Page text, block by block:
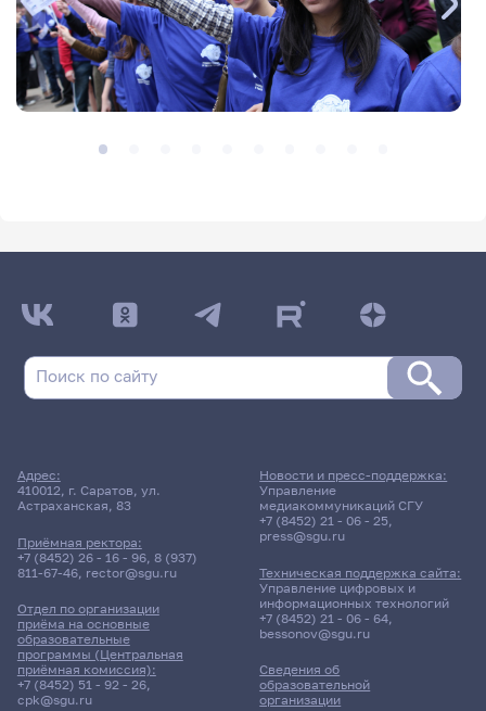
Адрес:
410012, г. Саратов, ул.
Астраханская, 83
Приёмная ректора:
+7 (8452) 26 - 16 - 96, 8 (937)
811-67-46, rector@sgu.ru
Отдел по организации
приёма на основные
образовательные
программы (Центральная
приёмная комиссия):
+7 (8452) 51 - 92 - 26,
cpk@sgu.ru
Сведения об
образовательной
организации
Новости и пресс-поддержка:
Управление
медиакоммуникаций СГУ
+7 (8452) 21 - 06 - 25,
press@sgu.ru
Техническая поддержка сайта:
Управление цифровых и
информационных технологий
+7 (8452) 21 - 06 - 64,
bessonov@sgu.ru